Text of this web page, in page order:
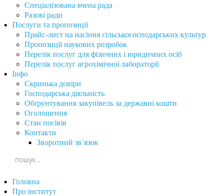
Спеціалізована вчена рада
Разові ради
Послуги та пропозиції
Прайс-лист на насіння сільськогосподарських культур
Пропозиції наукових розробок
Перелік послуг для фізичних і юридичних осіб
Перелік послуг агрохімічної лабораторії
Інфо
Скринька довіри
Господарська діяльність
Обґрунтування закупівель за державні кошти
Оголошення
Стан посівів
Контакти
Зворотний зв`язок
Головна
Про інститут